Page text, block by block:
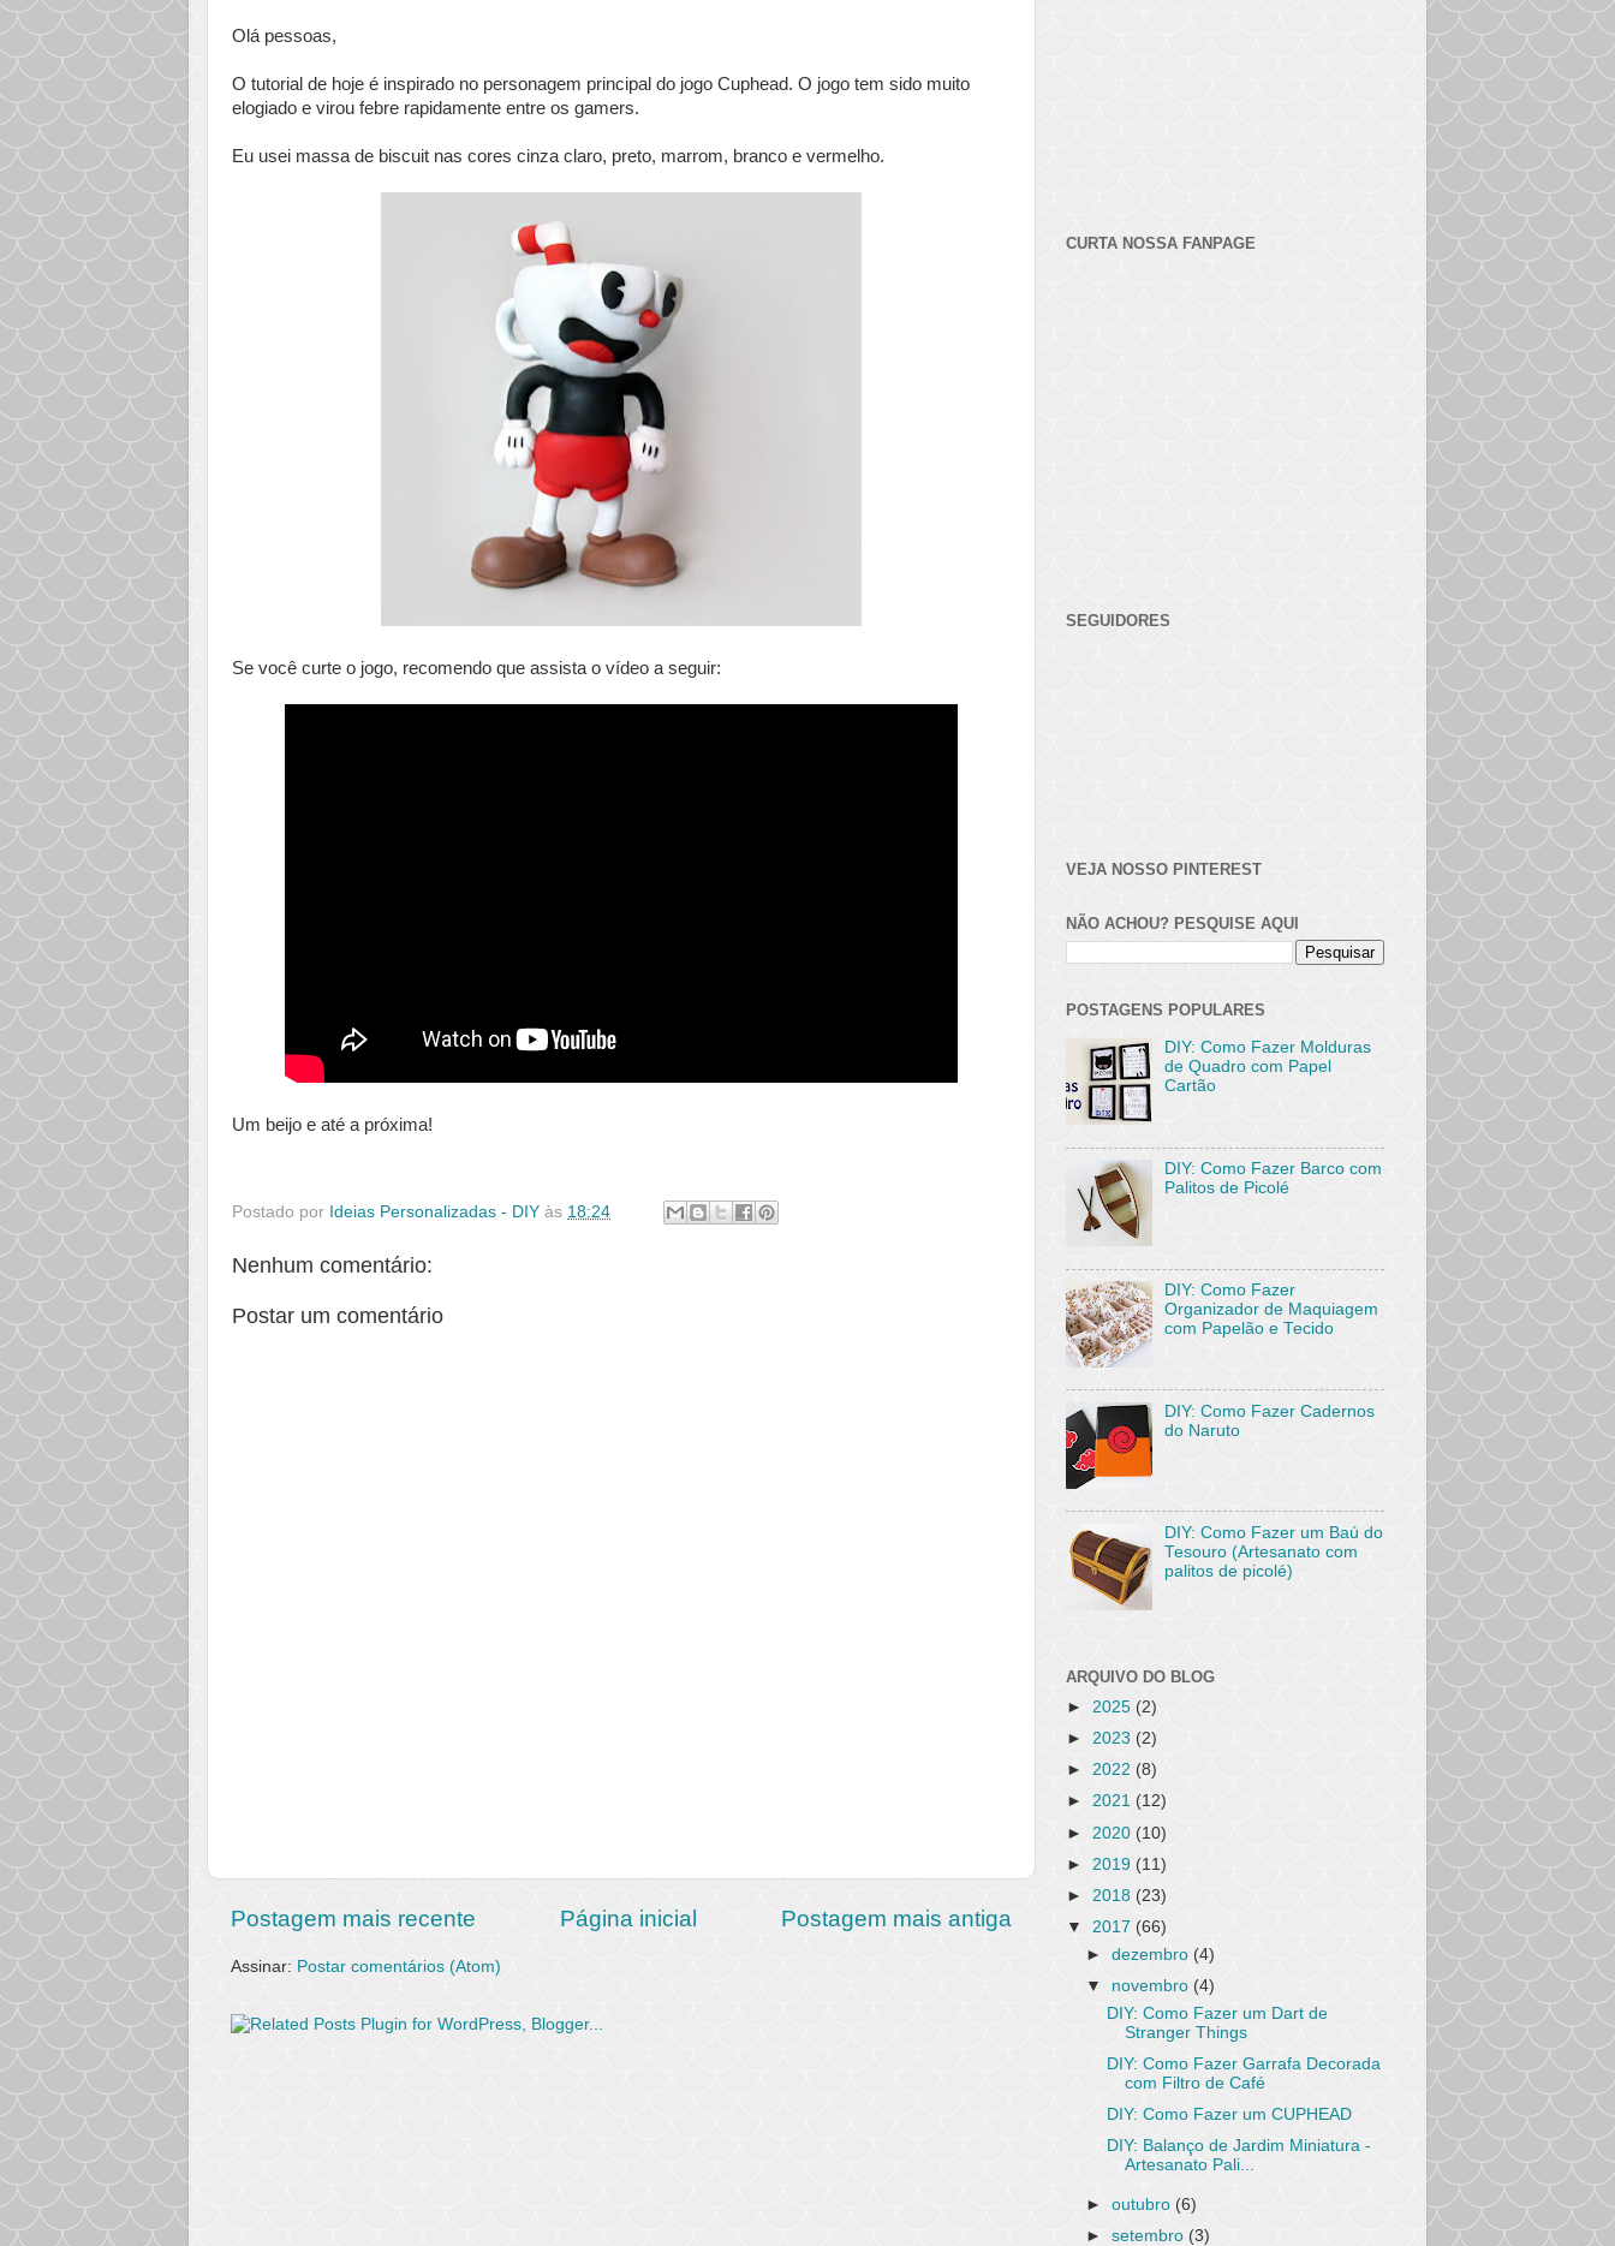
Olá pessoas,
O tutorial de hoje é inspirado no personagem principal do jogo Cuphead. O jogo tem sido muito
elogiado e virou febre rapidamente entre os gamers.
Eu usei massa de biscuit nas cores cinza claro, preto, marrom, branco e vermelho.
Se você curte o jogo, recomendo que assista o vídeo a seguir:
Um beijo e até a próxima!
Postado por Ideias Personalizadas - DIY às 18:24
Nenhum comentário:
Postar um comentário
Postagem mais recente Postagem mais antiga
Página inicial
Assinar: Postar comentários (Atom)
CURTA NOSSA FANPAGE
SEGUIDORES
VEJA NOSSO PINTEREST
NÃO ACHOU? PESQUISE AQUI
POSTAGENS POPULARES
DIY: Como Fazer Molduras
de Quadro com Papel
Cartão
DIY: Como Fazer Barco com
Palitos de Picolé
DIY: Como Fazer
Organizador de Maquiagem
com Papelão e Tecido
DIY: Como Fazer Cadernos
do Naruto
DIY: Como Fazer um Baú do
Tesouro (Artesanato com
palitos de picolé)
ARQUIVO DO BLOG
► 2025 (2)
► 2023 (2)
► 2022 (8)
► 2021 (12)
► 2020 (10)
► 2019 (11)
► 2018 (23)
▼ 2017 (66)
►dezembro(4)
▼ novembro (4)
DIY: Como Fazer um Dart de
Stranger Things
DIY: Como Fazer Garrafa Decorada
com Filtro de Café
DIY: Como Fazer um CUPHEAD
DIY: Balanço de Jardim Miniatura -
Artesanato Pali...
►outubro (6)
►setembro(3)